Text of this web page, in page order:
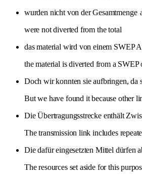
wurden nicht von der Gesamtmenge
were not diverted from the total
das material wird von einem SWEP
the material is diverted from a SWEP
Doch wir konnten sie aufbringen, da
But we have found it because other
Die Übertragungsstrecke enthält
The transmission link includes
Die dafür eingesetzten Mittel dürfen
The resources set aside for this